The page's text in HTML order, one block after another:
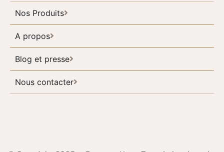
Nos Produits
A propos
Blog et presse
Nous contacter